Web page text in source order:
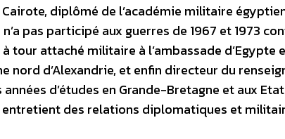
diplômé de l’académie militaire
pas participé aux guerres de 1967 et 1973
tour attaché militaire à l’ambassade d’Egypte
nord d’Alexandrie, et enfin directeur du
d’études en Grande-Bretagne et aux
des relations diplomatiques et